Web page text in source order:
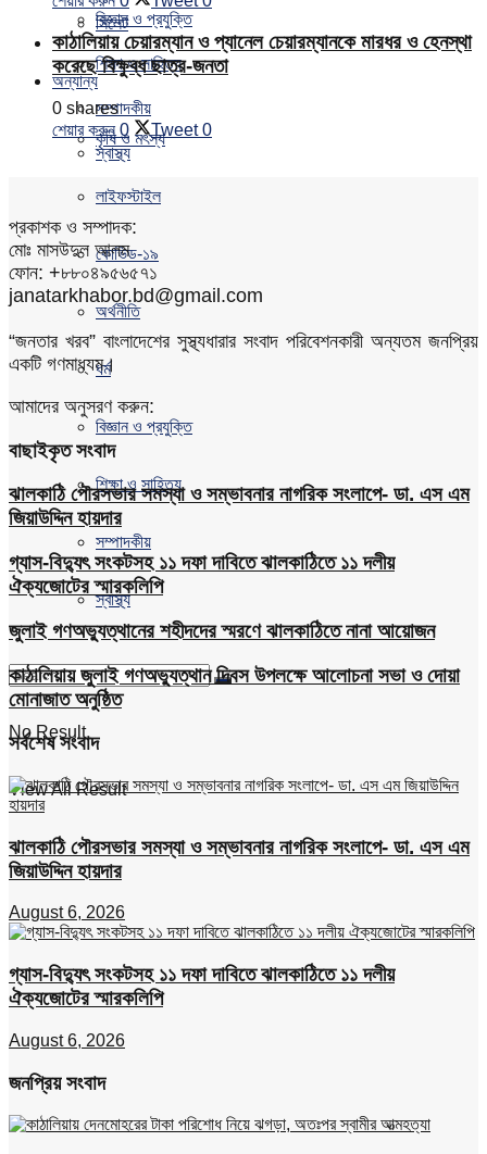
বিজ্ঞান ও প্রযুক্তি
শিক্ষা ও সাহিত্য
সম্পাদকীয়
স্বাস্থ্য
সিলেট
অন্যান্য
কৃষি ও মৎস্য
লাইফস্টাইল
কোভিড-১৯
অর্থনীতি
ধর্ম
বিজ্ঞান ও প্রযুক্তি
শিক্ষা ও সাহিত্য
সম্পাদকীয়
স্বাস্থ্য
No Result
View All Result
কাঠালিয়ায় চেয়ারম্যান ও প্যানেল চেয়ারম্যানকে মারধর ও হেনস্থা
করেছে বিক্ষুব্ধ ছাত্র-জনতা
0 shares
শেয়ার করুন 0 Tweet 0
প্রকাশক ও সম্পাদক:
মোঃ মাসউদুল আলম
ফোন: +৮৮০৪৯৫৬৫৭১
janatarkhabor.bd@gmail.com
“জনতার খরব” বাংলাদেশের সুস্থ্যধারার সংবাদ পরিবেশনকারী অন্যতম জনপ্রিয়
একটি গণমাধ্যম।
আমাদের অনুসরণ করুন:
বাছাইকৃত সংবাদ
ঝালকাঠি পৌরসভার সমস্যা ও সম্ভাবনার নাগরিক সংলাপে- ডা. এস এম
জিয়াউদ্দিন হায়দার
গ্যাস-বিদ্যুৎ সংকটসহ ১১ দফা দাবিতে ঝালকাঠিতে ১১ দলীয়
ঐক্যজোটের স্মারকলিপি
জুলাই গণঅভ্যুত্থানের শহীদদের স্মরণে ঝালকাঠিতে নানা আয়োজন
কাঠালিয়ায় জুলাই গণঅভ্যুত্থান দিবস উপলক্ষে আলোচনা সভা ও দোয়া
মোনাজাত অনুষ্ঠিত
সর্বশেষ সংবাদ
ঝালকাঠি পৌরসভার সমস্যা ও সম্ভাবনার নাগরিক সংলাপে- ডা. এস এম
জিয়াউদ্দিন হায়দার
August 6, 2026
গ্যাস-বিদ্যুৎ সংকটসহ ১১ দফা দাবিতে ঝালকাঠিতে ১১ দলীয়
ঐক্যজোটের স্মারকলিপি
August 6, 2026
জনপ্রিয় সংবাদ